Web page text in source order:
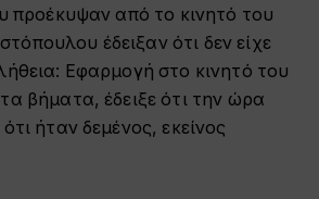
προέκυψαν από το κινητό του
έδειξαν ότι δεν είχε
Εφαρμογή στο κινητό του
βήματα, έδειξε ότι την ώρα
ήταν δεμένος, εκείνος